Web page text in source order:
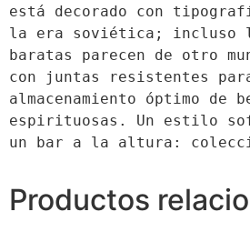
está decorado con
la era soviética; incluso
baratas parecen de otro
con juntas resistentes
almacenamiento óptimo de
espirituosas. Un estilo
un bar a la altura:
Productos